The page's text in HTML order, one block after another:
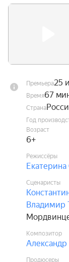
самом
Премьера25
Время67
Страна
Год
Возраст
6+
Режиссёры
Екатерина
Сценаристы
Владимир
Композитор
Продюсеры